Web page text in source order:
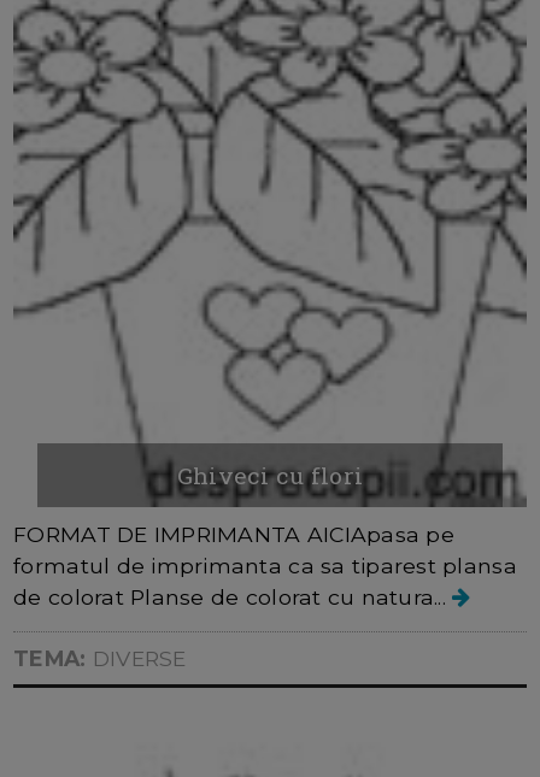
Ghiveci cu flori
FORMAT DE IMPRIMANTA AICIApasa pe
formatul de imprimanta ca sa tiparest plansa
de colorat Planse de colorat cu natura...
TEMA: DIVERSE